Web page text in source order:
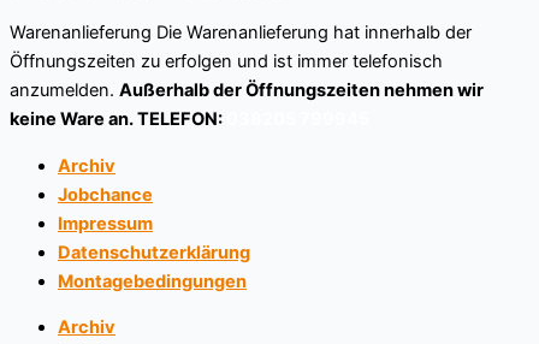
Warenanlieferung Die Warenanlieferung hat innerhalb der
Öffnungszeiten zu erfolgen und ist immer telefonisch
anzumelden. Außerhalb der Öffnungszeiten nehmen wir
keine Ware an. TELEFON:
Archiv
Jobchance
Impressum
Datenschutz­erklärung
Montagebedingungen
Archiv